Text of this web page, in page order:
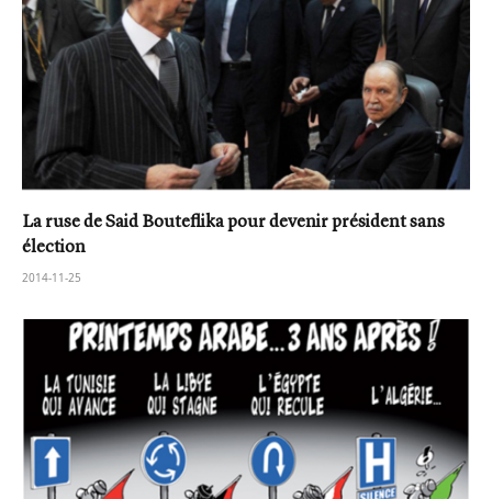
La ruse de Said Bouteflika pour devenir président sans
élection
2014-11-25